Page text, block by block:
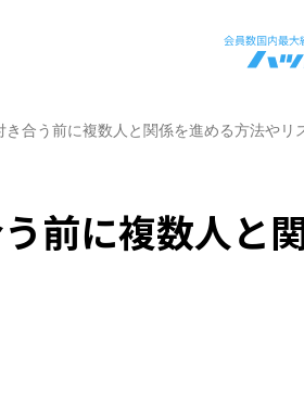
合う前に複数人と関係を進める方法やリ
前に複数人と